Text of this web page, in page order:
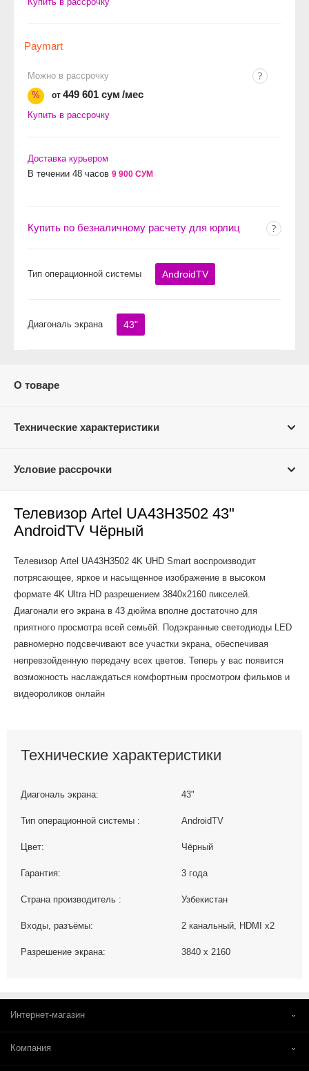
Paymart
Можно в рассрочку
%
от 449 601 сум /мес
Купить в рассрочку
Доставка курьером
В течении 48 часов 9 900 СУМ
Купить по безналичному расчету для юрлиц
Тип операционной системы AndroidTV
Диагональ экрана 43"
О товаре
Технические характеристики
Условие рассрочки
Телевизор Artel UA43H3502 43"
AndroidTV Чёрный
Телевизор Artel UA43H3502 4K UHD Smart воспроизводит
потрясающее, яркое и насыщенное изображение в высоком
формате 4K Ultra HD разрешением 3840х2160 пикселей.
Диагонали его экрана в 43 дюйма вполне достаточно для
приятного просмотра всей семьёй. Подэкранные светодиоды LED
равномерно подсвечивают все участки экрана, обеспечивая
непревзойденную передачу всех цветов. Теперь у вас появится
возможность наслаждаться комфортным просмотром фильмов и
видеороликов онлайн
Технические характеристики
Диагональ экрана: 43"
Тип операционной системы : AndroidTV
Цвет: Чёрный
Гарантия: 3 года
Страна производитель : Узбекистан
Входы, разъёмы: 2 канальный, HDMI x2
Разрешение экрана: 3840 х 2160
Интернет-магазин
Компания